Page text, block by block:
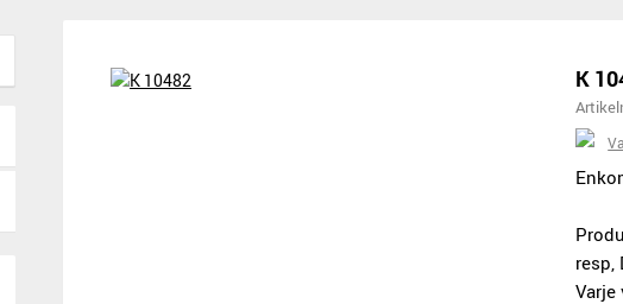
K
resp,